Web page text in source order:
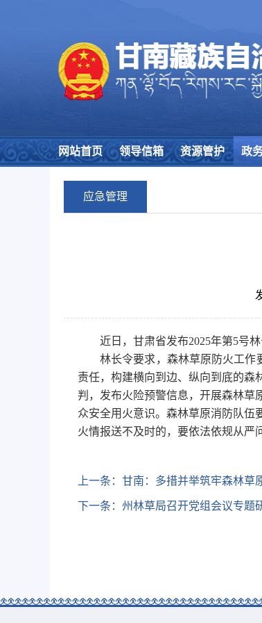
网站首页 领导信箱 资源管护 政
应急管理
近日，甘肃省发布2025年第5号
林长令要求，森林草原防火工作
责任，构建横向到边、纵向到底的森
判，发布火险预警信息，开展森林草
众安全用火意识。森林草原消防队伍
火情报送不及时的，要依法依规从严
上一条： 甘南：多措并举筑牢森林草
下一条： 州林草局召开党组会议专题